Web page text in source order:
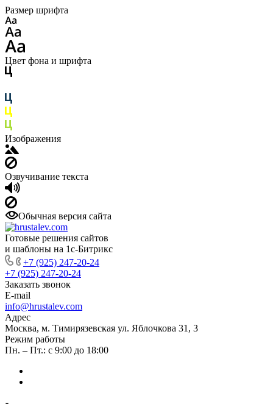
Размер шрифта
Цвет фона и шрифта
Изображения
Озвучивание текста
Обычная версия сайта
Готовые решения сайтов
и шаблоны на 1с-Битрикс
+7 (925) 247-20-24
+7 (925) 247-20-24
Заказать звонок
E-mail
info@hrustalev.com
Адрес
Москва, м. Тимирязевская ул. Яблочкова 31, 3
Режим работы
Пн. – Пт.: с 9:00 до 18:00